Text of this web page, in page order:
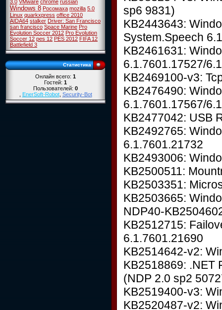
3.0 VMware chrome russian
Windows 8 Росомаха mozilla 5.0
Linux quarkxpress office 2010
AIDA64 stalker Driver: San Francisco
san francisco Space Marine Pro
Evolution Soccer 2012 Pro Evolution
Soccer 12 pes 12 PES 2012 FIFA 12
Battlefield 3
Статистика
Онлайн всего:1
Гостей:1
Пользователей:0
,EnerSoft-Robot,Security-Bot
sp6 9831)
KB2443643:
System.Speech
KB2461631:
6.1.7601.17527/
KB2469100-v3:
KB2476490:
6.1.7601.17567/
KB2477042: USB
KB2492765:
6.1.7601.21732
KB2493006:
KB2500511:
KB2503351:
KB2503665:
NDP40-
KB2512715:
6.1.7601.21690
KB2514642-v2:
KB2518869: .NET
(NDP 2.0 sp2
KB2519400-v3:
KB2520487-v2: